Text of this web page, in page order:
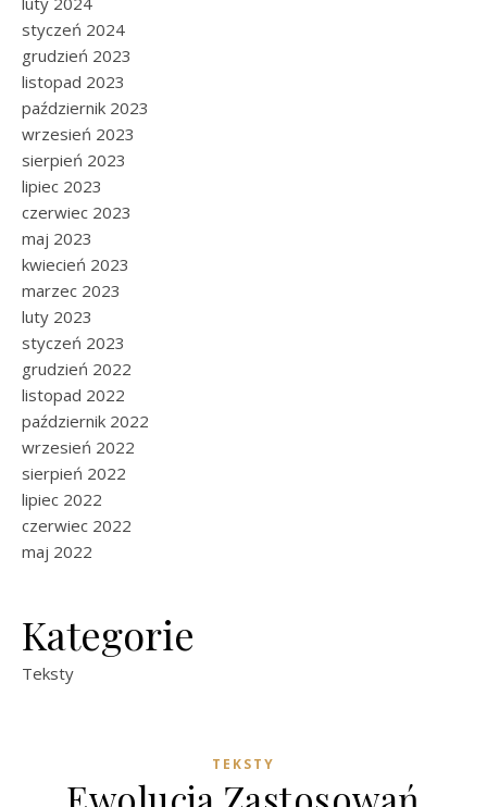
styczeń 2024
grudzień 2023
listopad 2023
październik 2023
wrzesień 2023
sierpień 2023
lipiec 2023
czerwiec 2023
maj 2023
kwiecień 2023
marzec 2023
luty 2023
styczeń 2023
grudzień 2022
listopad 2022
październik 2022
wrzesień 2022
sierpień 2022
lipiec 2022
czerwiec 2022
maj 2022
Kategorie
Teksty
TEKSTY